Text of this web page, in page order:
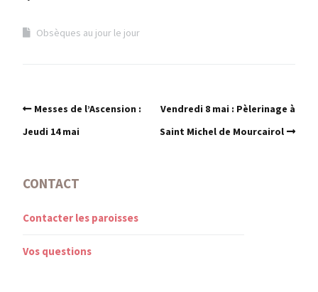
Obsèques au jour le jour
Messes de l’Ascension :
Jeudi 14 mai
Vendredi 8 mai : Pèlerinage à
Saint Michel de Mourcairol
CONTACT
Contacter les paroisses
Vos questions